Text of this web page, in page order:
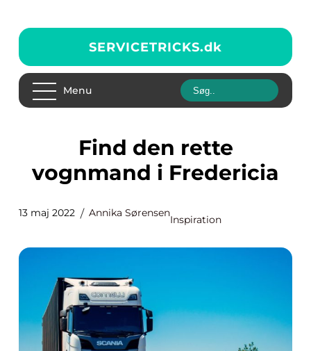
SERVICETRICKS.dk
Menu
Find den rette
vognmand i Fredericia
13 maj 2022 Annika Sørensen
Inspiration